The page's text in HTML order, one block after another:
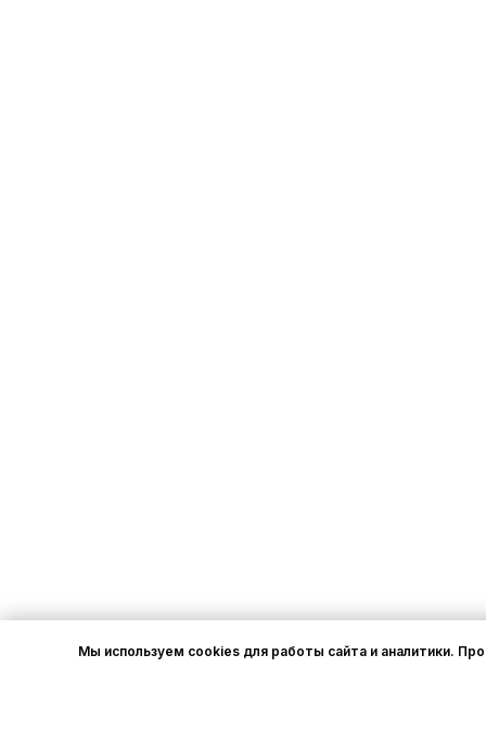
Мы используем cookies для работы сайта и аналитики.